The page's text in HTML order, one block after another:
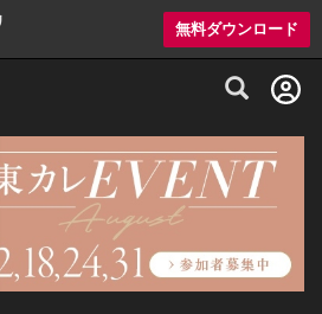
無料ダウンロード
グルメ情報・プレミアムレストラン予約